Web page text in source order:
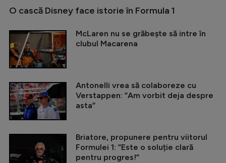
O cască Disney face istorie în Formula 1
McLaren nu se grăbește să intre în
clubul Macarena
Antonelli vrea să colaboreze cu
Verstappen: ”Am vorbit deja despre
asta”
Briatore, propunere pentru viitorul
Formulei 1: ”Este o soluție clară
pentru progres!”